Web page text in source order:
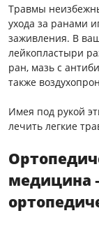
Травмы
ухода за ранами
заживления. В
лейкопластыри
ран, мазь с
также
Имея под рукой
лечить легкие
медицина